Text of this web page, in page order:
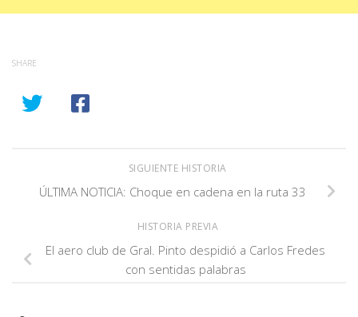
SHARE
SIGUIENTE HISTORIA
ÚLTIMA NOTICIA: Choque en cadena en la ruta 33
HISTORIA PREVIA
El aero club de Gral. Pinto despidió a Carlos Fredes
con sentidas palabras